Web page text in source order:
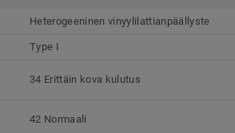
Heterogeeninen vinyylilattianpäällyste
Type I
34 Erittäin kova kulutus
42 Normaali